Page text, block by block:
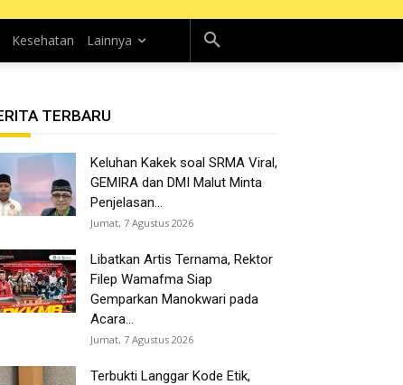
Kesehatan Lainnya
TERBARU
Keluhan Kakek soal SRMA Viral,
GEMIRA dan DMI Malut Minta
Penjelasan...
Jumat, 7 Agustus 2026
Libatkan Artis Ternama, Rektor
Filep Wamafma Siap
Gemparkan Manokwari pada
Acara...
Jumat, 7 Agustus 2026
Terbukti Langgar Kode Etik,